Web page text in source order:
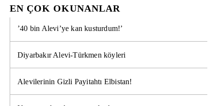
EN ÇOK OKUNANLAR
’40 bin Alevi’ye kan kusturdum!’
Diyarbakır Alevi-Türkmen köyleri
Alevilerinin Gizli Payitahtı Elbistan!